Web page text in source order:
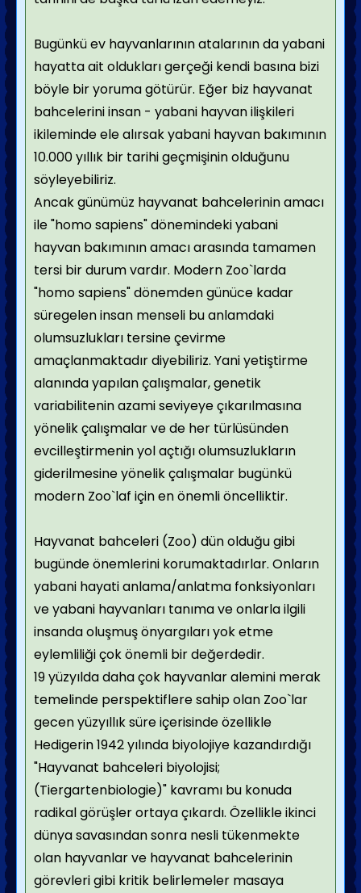
Bugünkü ev hayvanlarının atalarının da yabani
hayatta ait oldukları gerçeği kendi basına bizi
böyle bir yoruma götürür. Eğer biz hayvanat
bahcelerini insan - yabani hayvan ilişkileri
ikileminde ele alırsak yabani hayvan bakımının
10.000 yıllık bir tarihi geçmişinin olduğunu
söyleyebiliriz.
Ancak günümüz hayvanat bahcelerinin amacı
ile "homo sapiens" dönemindeki yabani
hayvan bakımının amacı arasında tamamen
tersi bir durum vardır. Modern Zoo`larda
"homo sapiens" dönemden günüce kadar
süregelen insan menseli bu anlamdaki
olumsuzlukları tersine çevirme
amaçlanmaktadır diyebiliriz. Yani yetiştirme
alanında yapılan çalışmalar, genetik
variabilitenin azami seviyeye çıkarılmasına
yönelik çalışmalar ve de her türlüsünden
evcilleştirmenin yol açtığı olumsuzlukların
giderilmesine yönelik çalışmalar bugünkü
modern Zoo`laf için en önemli öncelliktir.
Hayvanat bahceleri (Zoo) dün olduğu gibi
bugünde önemlerini korumaktadırlar. Onların
yabani hayati anlama/anlatma fonksiyonları
ve yabani hayvanları tanıma ve onlarla ilgili
insanda oluşmuş önyargıları yok etme
eylemliliği çok önemli bir değerdedir.
19 yüzyılda daha çok hayvanlar alemini merak
temelinde perspektiflere sahip olan Zoo`lar
gecen yüzyıllık süre içerisinde özellikle
Hedigerin 1942 yılında biyolojiye kazandırdığı
"Hayvanat bahceleri biyolojisi;
(Tiergartenbiologie)" kavramı bu konuda
radikal görüşler ortaya çıkardı. Özellikle ikinci
dünya savasından sonra nesli tükenmekte
olan hayvanlar ve hayvanat bahcelerinin
görevleri gibi kritik belirlemeler masaya